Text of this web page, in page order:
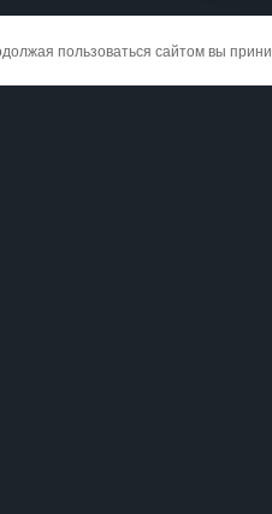
пользоваться сайтом вы